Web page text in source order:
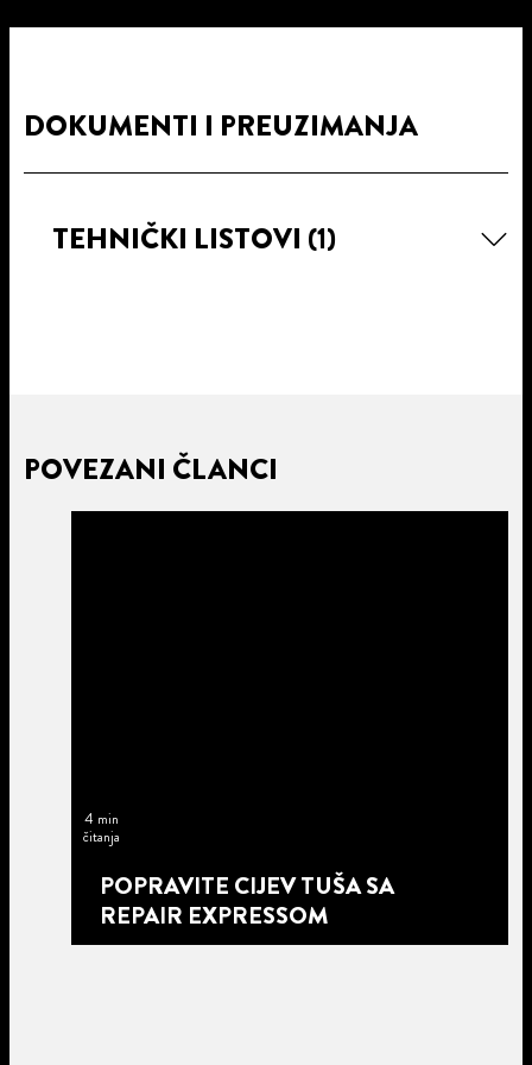
DOKUMENTI I PREUZIMANJA
TEHNIČKI LISTOVI (1)
POVEZANI ČLANCI
4 min
čitanja
POPRAVITE CIJEV TUŠA SA
REPAIR EXPRESSOM